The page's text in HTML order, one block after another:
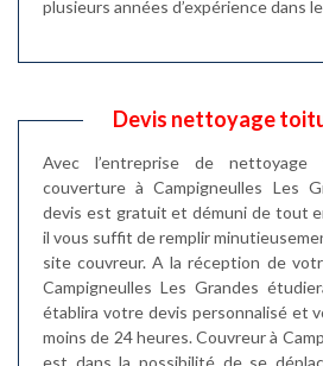
plusieurs années d’expérience dans
Devis nettoyage
Avec l’entreprise de
couverture à Campigneulles Les
devis est gratuit et démuni de tout
il vous suffit de remplir
site couvreur. A la réception de
Campigneulles Les Grandes
établira votre devis personnalisé et
moins de 24 heures. Couvreur à
est dans la possibilité de se